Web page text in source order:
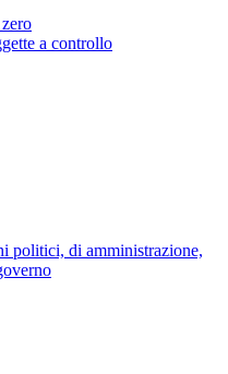
a controllo
politici, di amministrazione,